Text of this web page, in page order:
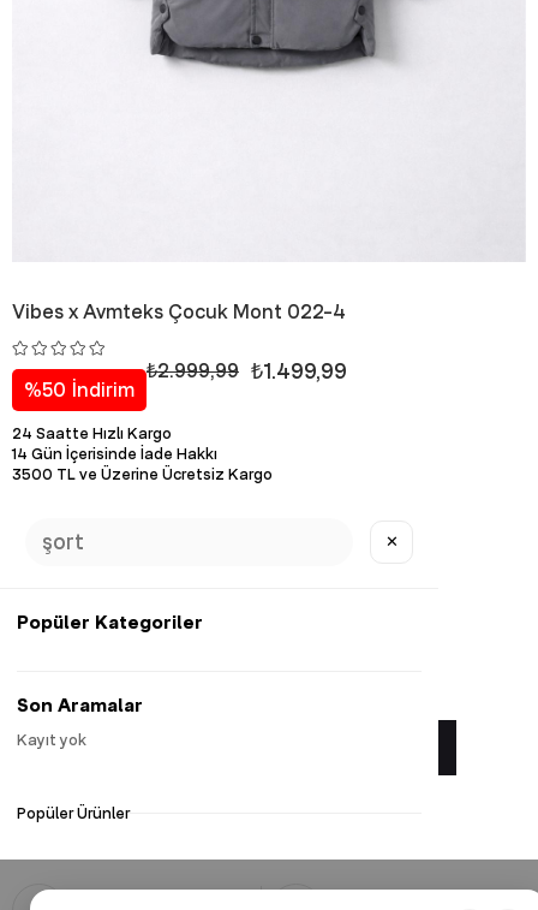
Vibes x Avmteks Çocuk Mont 022-4
%50 İndirim
₺2.999,99 ₺1.499,99
24 Saatte Hızlı Kargo
14 Gün İçerisinde İade Hakkı
3500 TL ve Üzerine Ücretsiz Kargo
Yorum Yaz
Güvenli Alışveriş Hızlı Kargo
✕
Popüler Kategoriler
Son Aramalar
Kayıt yok
Popüler Ürünler